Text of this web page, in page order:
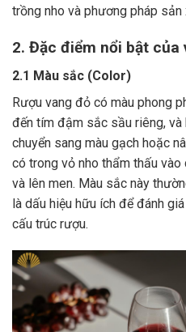
trồng nho và phương pháp sản
2. Đặc điểm nổi bật của
2.1 Màu sắc (Color)
Rượu vang đỏ có màu phong
đến tím đậm sắc sầu riêng, và
chuyển sang màu gạch hoặc
có trong vỏ nho thẩm thấu
và lên men. Màu sắc này
là dấu hiệu hữu ích để đánh
cấu trúc rượu.